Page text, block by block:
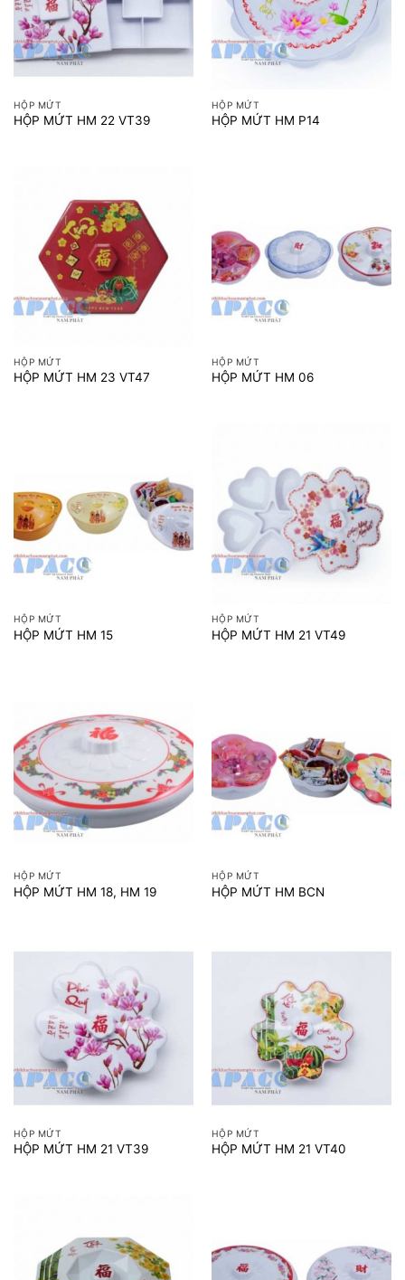
HỘP MỨT
HỘP MỨT HM 22 VT39
HỘP MỨT
HỘP MỨT HM P14
HỘP MỨT
HỘP MỨT HM 23 VT47
HỘP MỨT
HỘP MỨT HM 06
HỘP MỨT
HỘP MỨT HM 15
HỘP MỨT
HỘP MỨT HM 21 VT49
HỘP MỨT
HỘP MỨT HM 18, HM 19
HỘP MỨT
HỘP MỨT HM BCN
HỘP MỨT
HỘP MỨT HM 21 VT39
HỘP MỨT
HỘP MỨT HM 21 VT40